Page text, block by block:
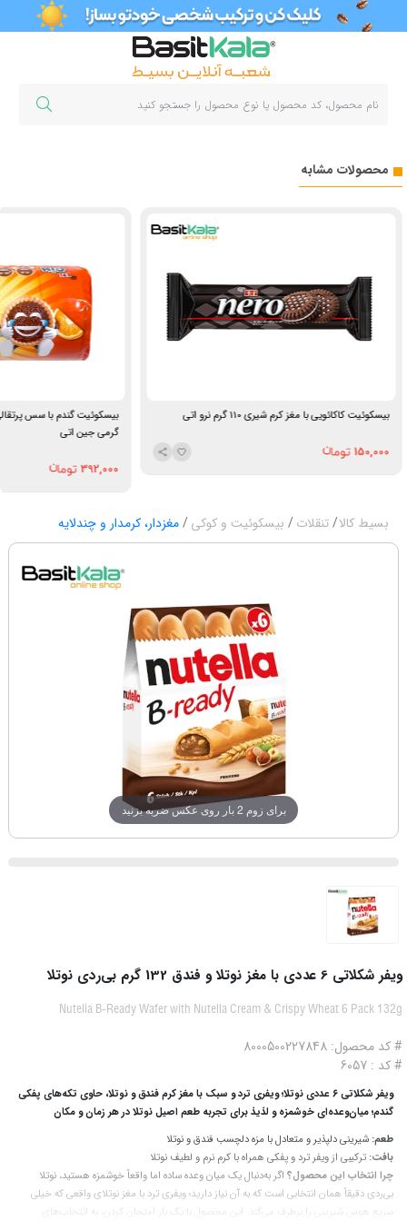
محصولات مشابه
بیسکوئیت کاکائویی با مغز کرم شیری 110 گرم نرو اتی
150,000
گرمی جین اتی
392,000
بسیط کالا تنقلات بیسکوئیت و کوکی مغزدار، کرمدار و چندلایه
برای زوم 2 بار روی عکس ضربه بزنید
ویفر شکلاتی 6 عددی با مغز نوتلا و فندق 132 گرم بی‌ردی نوتلا
Nutella B-Ready Wafer with Nutella Cream & Crispy Wheat 6 Pack 132g
# کد محصول: 8000500227848
# کد : 6057
ویفر شکلاتی ۶ عددی نوتلا؛ ویفری ترد و سبک با مغز کرم فندق و نوتلا، حاوی تکه‌های پفکی
گندم؛ میان‌وعده‌ای خوشمزه و لذیذ برای تجربه طعم اصیل نوتلا در هر زمان و مکان
طعم: شیرینی دلپذیر و متعادل با مزه دلچسب فندق و نوتلا
بافت: ترکیبی از ویفر ترد و پفکی همراه با کرم نرم و لطیف نوتلا
چرا انتخاب این محصول؟ اگر به‌دنبال یک میان‌ وعده ساده اما واقعاً خوشمزه هستید، نوتلا
بی‌ردی دقیقاً همان انتخابی است که به آن نیاز دارید؛ ویفری ترد با مغز نوتلای واقعی که خیلی
سریع هوس شیرینی را برطرف می‌کند. این محصول با یک بار امتحان کردن، به انتخاب‌های